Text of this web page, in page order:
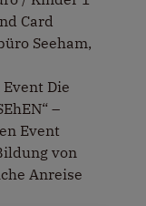
Card
Seeham,
Die
–
Event
von
Anreise